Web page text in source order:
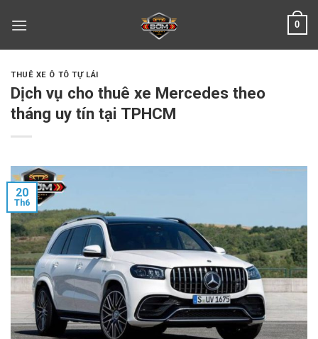
0
THUÊ XE Ô TÔ TỰ LÁI
Dịch vụ cho thuê xe Mercedes theo
tháng uy tín tại TPHCM
20
Th6